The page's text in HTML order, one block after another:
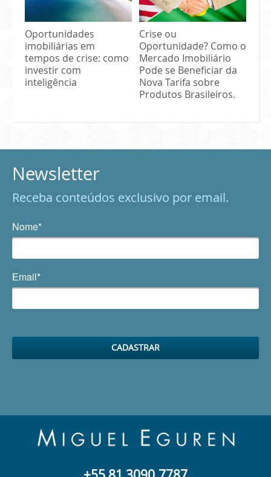
Oportunidades
imobiliárias em
tempos de crise: como
investir com
inteligência
Crise ou
Oportunidade? Como o
Mercado Imobiliário
Pode se Beneficiar da
Nova Tarifa sobre
Produtos Brasileiros.
Newsletter
Receba conteúdos exclusivo por email.
Nome*
Email*